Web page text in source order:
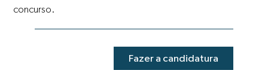
concurso.
Fazer a candidatura